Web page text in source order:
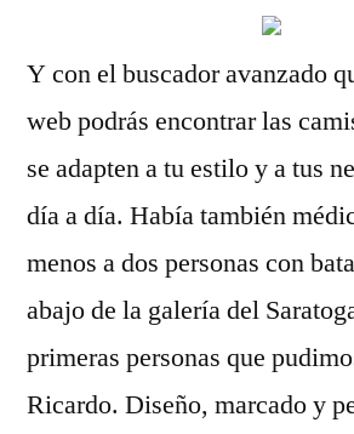
Y con el buscador avanzado
web podrás encontrar las
se adapten a tu estilo y a tus
día a día. Había también
menos a dos personas con
abajo de la galería del
primeras personas que
Ricardo. Diseño, marcado y